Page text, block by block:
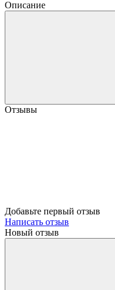
Описание
Отзывы
Добавьте первый отзыв
Написать отзыв
Новый отзыв